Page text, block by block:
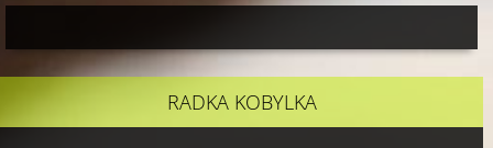
RADKA KOBYLKA